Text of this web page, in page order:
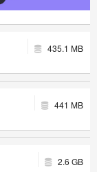
435.1 MB
441 MB
2.6 GB